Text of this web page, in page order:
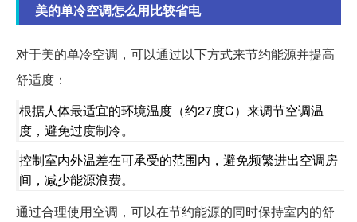
美的单冷空调怎么用比较省电
对于美的单冷空调，可以通过以下方式来节约能源并提高
舒适度：
根据人体最适宜的环境温度（约27度C）来调节空调温
度，避免过度制冷。
控制室内外温差在可承受的范围内，避免频繁进出空调房
间，减少能源浪费。
通过合理使用空调，可以在节约能源的同时保持室内的舒